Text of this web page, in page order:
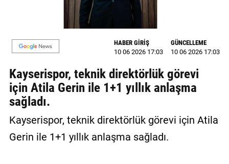
BİZE
Künye
İletişim
Gizlilik
Politikası
HABER GİRİŞ
10 06 2026 17:03
GÜNCELLEME
10 06 2026 17:03
Kayserispor, teknik direktörlük görevi
için Atila Gerin ile 1+1 yıllık anlaşma
sağladı.
Kayserispor, teknik direktörlük görevi için Atila
Gerin ile 1+1 yıllık anlaşma sağladı.